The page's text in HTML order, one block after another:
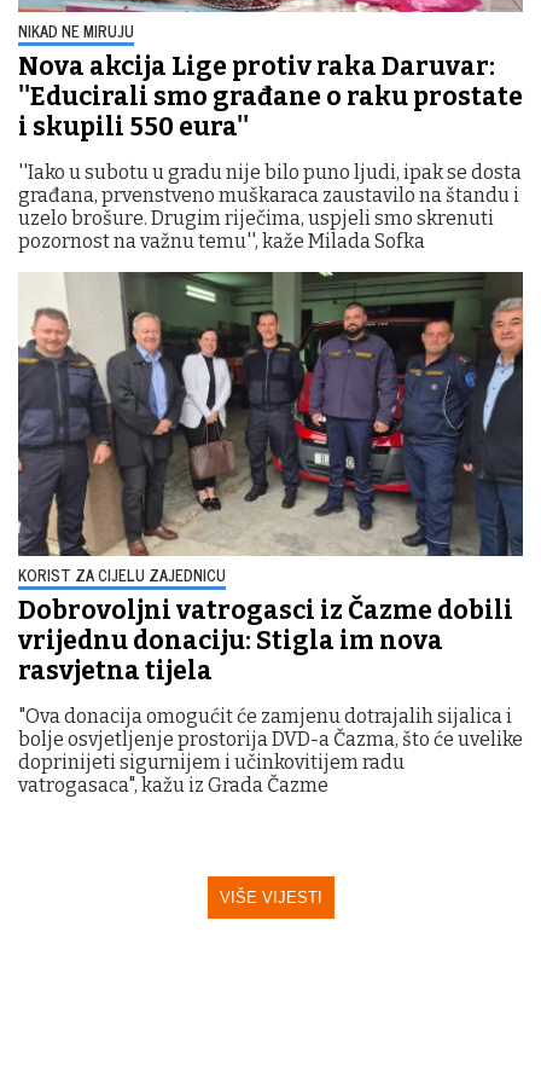
NIKAD NE MIRUJU
Nova akcija Lige protiv raka Daruvar:
''Educirali smo građane o raku prostate
i skupili 550 eura''
''Iako u subotu u gradu nije bilo puno ljudi, ipak se dosta
građana, prvenstveno muškaraca zaustavilo na štandu i
uzelo brošure. Drugim riječima, uspjeli smo skrenuti
pozornost na važnu temu'', kaže Milada Sofka
KORIST ZA CIJELU ZAJEDNICU
Dobrovoljni vatrogasci iz Čazme dobili
vrijednu donaciju: Stigla im nova
rasvjetna tijela
"Ova donacija omogućit će zamjenu dotrajalih sijalica i
bolje osvjetljenje prostorija DVD-a Čazma, što će uvelike
doprinijeti sigurnijem i učinkovitijem radu
vatrogasaca", kažu iz Grada Čazme
VIŠE VIJESTI